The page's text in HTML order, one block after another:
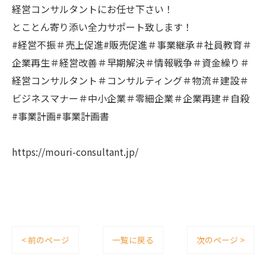
経営コンサルタントにお任せ下さい！
とことん寄り添い全力サポート致します！
#経営不振＃売上促進#販売促進＃事業継承＃社員教育＃
企業再生＃経営改善＃早期解決＃情報戦争＃資金繰り＃
経営コンサルタント＃コンサルティング＃物流＃建設＃
ビジネスマナー＃中小企業＃零細企業＃企業再建＃自殺
#事業計画#事業計画書
https://mouri-consultant.jp/
< 前のページ 一覧に戻る 次のページ >